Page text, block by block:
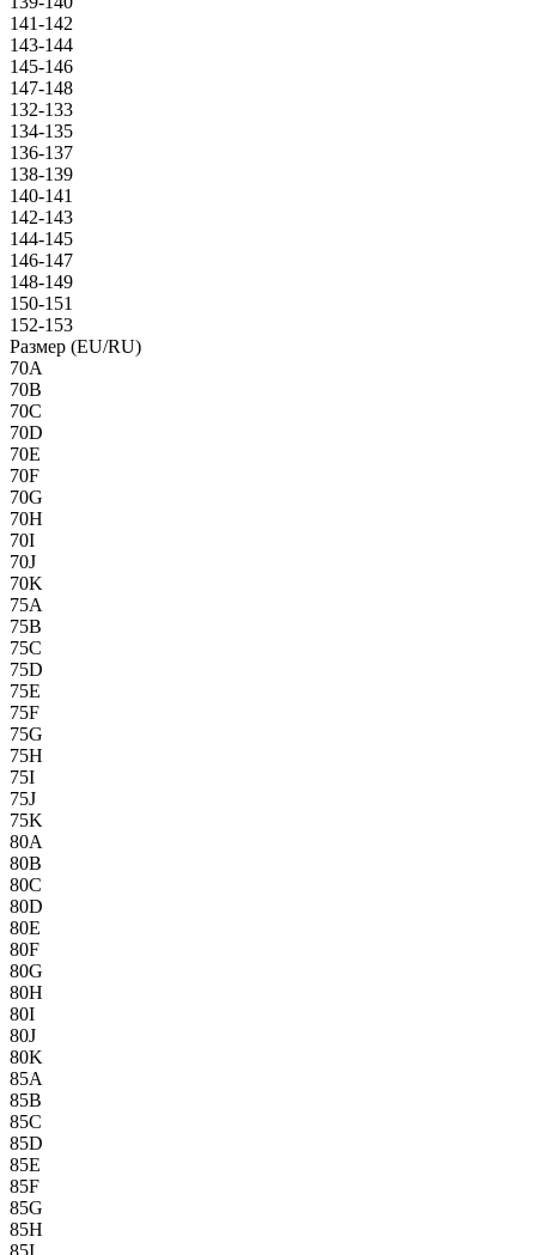
141-142
143-144
145-146
147-148
132-133
134-135
136-137
138-139
140-141
142-143
144-145
146-147
148-149
150-151
152-153
Размер (EU/RU)
70A
70B
70C
70D
70E
70F
70G
70H
70I
70J
70K
75A
75B
75C
75D
75E
75F
75G
75H
75I
75J
75K
80A
80B
80C
80D
80E
80F
80G
80H
80I
80J
80K
85A
85B
85C
85D
85E
85F
85G
85H
85I